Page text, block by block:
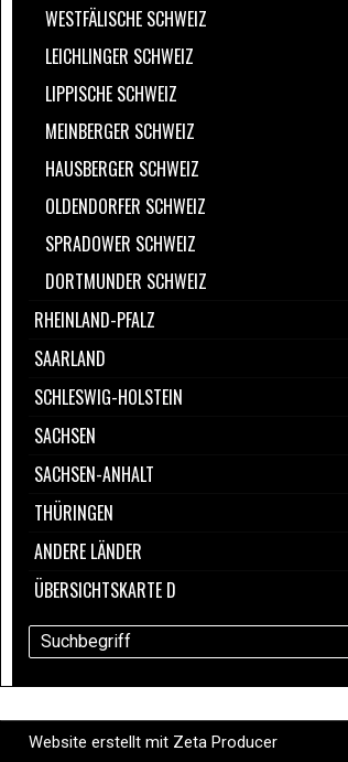
WESTFÄLISCHE SCHWEIZ
LEICHLINGER SCHWEIZ
LIPPISCHE SCHWEIZ
MEINBERGER SCHWEIZ
HAUSBERGER SCHWEIZ
OLDENDORFER SCHWEIZ
SPRADOWER SCHWEIZ
DORTMUNDER SCHWEIZ
RHEINLAND-PFALZ
SAARLAND
SCHLESWIG-HOLSTEIN
SACHSEN
SACHSEN-ANHALT
THÜRINGEN
ANDERE LÄNDER
ÜBERSICHTSKARTE D
Website erstellt mit Zeta Producer